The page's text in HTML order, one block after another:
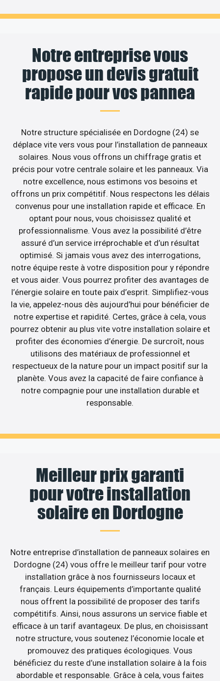
Notre entreprise vous
propose un devis gratuit
rapide pour vos pannea
Notre structure spécialisée en Dordogne (24) se
déplace vite vers vous pour l’installation de panneaux
solaires. Nous vous offrons un chiffrage gratis et
précis pour votre centrale solaire et les panneaux. Via
notre excellence, nous estimons vos besoins et
offrons un prix compétitif. Nous respectons les délais
convenus pour une installation rapide et efficace. En
optant pour nous, vous choisissez qualité et
professionnalisme. Vous avez la possibilité d’être
assuré d’un service irréprochable et d’un résultat
optimisé. Si jamais vous avez des interrogations,
notre équipe reste à votre disposition pour y répondre
et vous aider. Vous pourrez profiter des avantages de
l’énergie solaire en toute paix d’esprit. Simplifiez-vous
la vie, appelez-nous dès aujourd’hui pour bénéficier de
notre expertise et rapidité. Certes, grâce à cela, vous
pourrez obtenir au plus vite votre installation solaire et
profiter des économies d’énergie. De surcroît, nous
utilisons des matériaux de professionnel et
respectueux de la nature pour un impact positif sur la
planète. Vous avez la capacité de faire confiance à
notre compagnie pour une installation durable et
responsable.
Meilleur prix garanti
pour votre installation
solaire en Dordogne
Notre entreprise d’installation de panneaux solaires en
Dordogne (24) vous offre le meilleur tarif pour votre
installation grâce à nos fournisseurs locaux et
français. Leurs équipements d’importante qualité
nous offrent la possibilité de proposer des tarifs
compétitifs. Ainsi, nous assurons un service fiable et
efficace à un tarif avantageux. De plus, en choisissant
notre structure, vous soutenez l’économie locale et
promouvez des pratiques écologiques. Vous
bénéficiez du reste d’une installation solaire à la fois
abordable et responsable. Grâce à cela, vous faites